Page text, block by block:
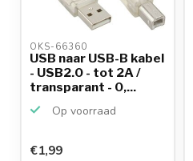
OKS-66360
USB naar USB-B kabel
- USB2.0 - tot 2A /
transparant - 0,...
Op voorraad
€1,99